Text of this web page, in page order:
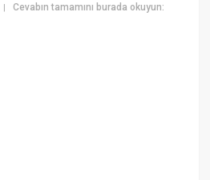
|Cevabın tamamını burada okuyun: